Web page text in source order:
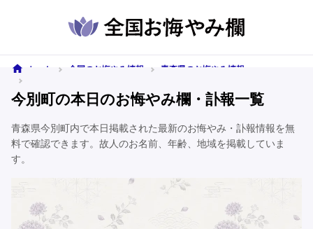
ホーム 全国のお悔やみ情報
青森県のお悔やみ情報
今別町の本日のお悔やみ欄・訃報一覧
青森県今別町内で本日掲載された最新のお悔やみ・訃報情報を無
料で確認できます。故人のお名前、年齢、地域を掲載していま
す。